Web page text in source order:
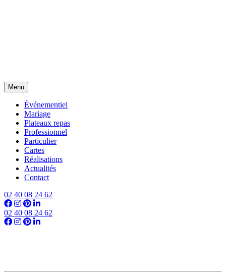
Menu
Événementiel
Mariage
Plateaux repas
Professionnel
Particulier
Cartes
Réalisations
Actualités
Contact
02 40 08 24 62
02 40 08 24 62